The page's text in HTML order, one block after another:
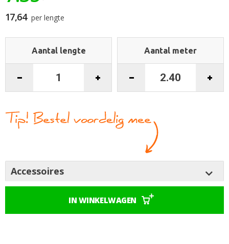
begin
van
de
17,64 per lengte
Aantal lengte Aantal meter
Accessoires
IN WINKELWAGEN